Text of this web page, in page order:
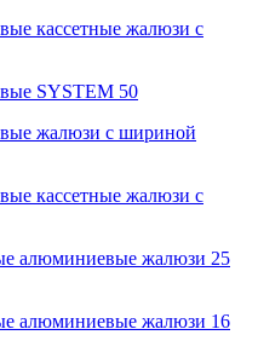
кассетные жалюзи с
SYSTEM 50
жалюзи с шириной
кассетные жалюзи с
алюминиевые жалюзи 25
алюминиевые жалюзи 16